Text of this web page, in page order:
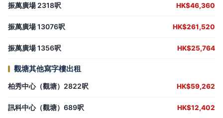
振萬廣場 2318呎 HK$46,360
振萬廣場 13076呎 HK$261,520
振萬廣場 1356呎 HK$25,764
觀塘其他寫字樓出租
柏秀中心（觀塘）2822呎 HK$59,262
訊科中心（觀塘）689呎 HK$12,402